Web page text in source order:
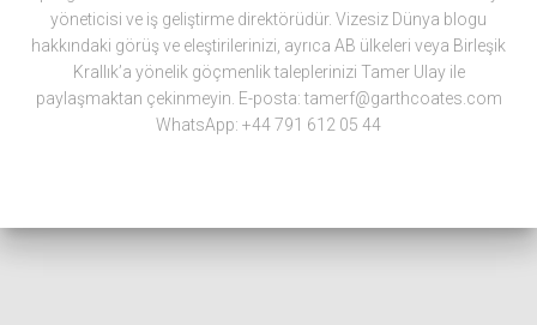
yöneticisi ve iş geliştirme direktörüdür. Vizesiz Dünya blogu
hakkındaki görüş ve eleştirilerinizi, ayrıca AB ülkeleri veya Birleşik
Krallık’a yönelik göçmenlik taleplerinizi Tamer Ulay ile
paylaşmaktan çekinmeyin. E-posta: tamerf@garthcoates.com
WhatsApp: +44 791 612 05 44